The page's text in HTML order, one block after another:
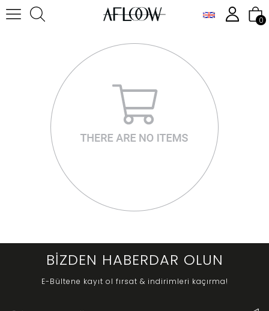
0
BİZDEN HABERDAR OLUN
E-Bültene kayıt ol fırsat & indirimleri kaçırma!